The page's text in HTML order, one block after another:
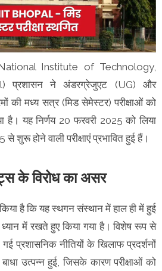
Institute of Technology,
प्रशासन ने अंडरग्रेजुएट (UG) और
की मध्य सत्र (मिड सेमेस्टर) परीक्षाओं को
है। यह निर्णय 20 फरवरी 2025 को लिया
शुरू होने वाली परीक्षाएं प्रभावित हुई हैं।
के विरोध का असर
है कि यह स्थगन संस्थान में हाल ही में हुई
में रखते हुए किया गया है। विशेष रूप से
गई प्रशासनिक नीतियों के खिलाफ प्रदर्शनों
उत्पन्न हुई, जिसके कारण परीक्षाओं को